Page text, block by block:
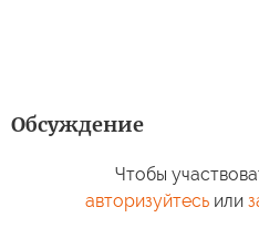
Обсуждение
Чтобы
авторизуйтесьили